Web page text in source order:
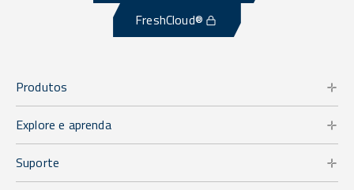
FreshCloud®
Produtos
Explore e aprenda
Suporte